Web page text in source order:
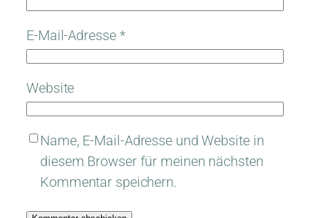
E-Mail-Adresse *
Website
Name, E-Mail-Adresse und Website in
diesem Browser für meinen nächsten
Kommentar speichern.